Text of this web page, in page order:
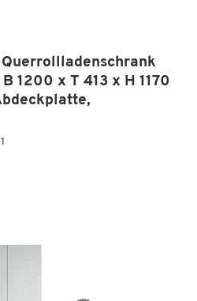
Querrollladenschrank
1200 x T 413 x H 1170